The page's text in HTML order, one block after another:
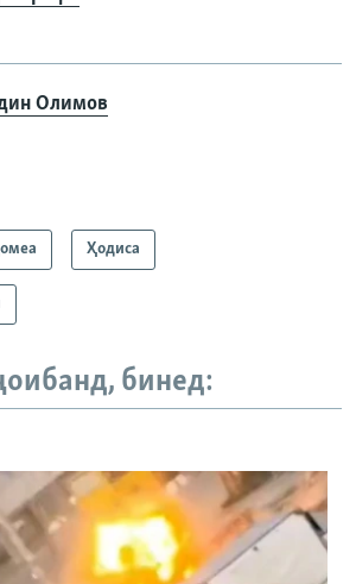
Олимов
Ҳодиса
бинед: